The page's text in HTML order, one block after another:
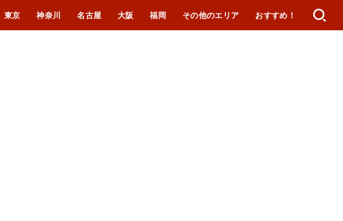
東京 神奈川 名古屋 大阪 福岡 その他のエリア おすすめ！